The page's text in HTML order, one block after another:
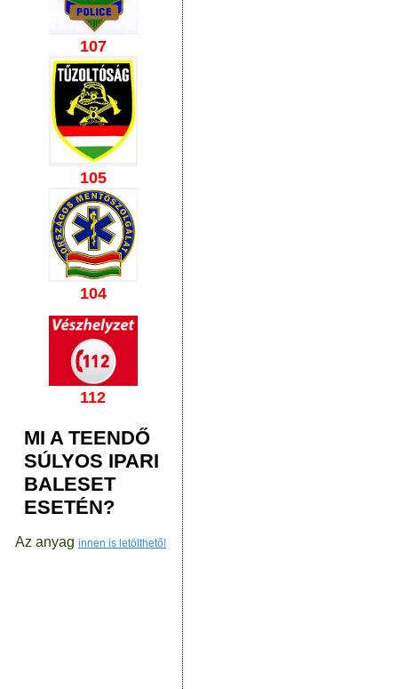
107
105
104
112
MI A TEENDŐ
SÚLYOS IPARI
BALESET
ESETÉN?
Az anyag innen is letölthető!